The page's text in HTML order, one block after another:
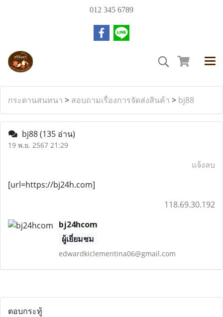
012 345 6789
กระดานสนทนา > สอบถามเรื่องการจัดส่งสินค้า > bj88
bj88(135 อ่าน)
19 พ.ย. 2567 21:29
แจ้งลบ
[url=https://bj24h.com]
118.69.30.192
bj24hcom
ผู้เยี่ยมชม
edwardkiclementina06@gmail.com
ตอบกระทู้